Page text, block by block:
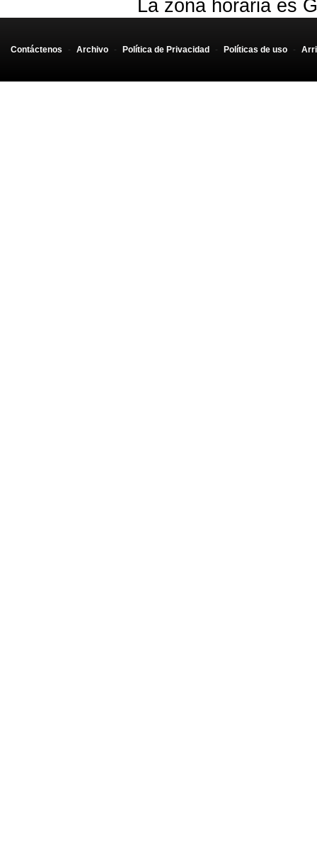
La zona horaria es
Contáctenos - Archivo - Política de Privacidad - Políticas de uso -